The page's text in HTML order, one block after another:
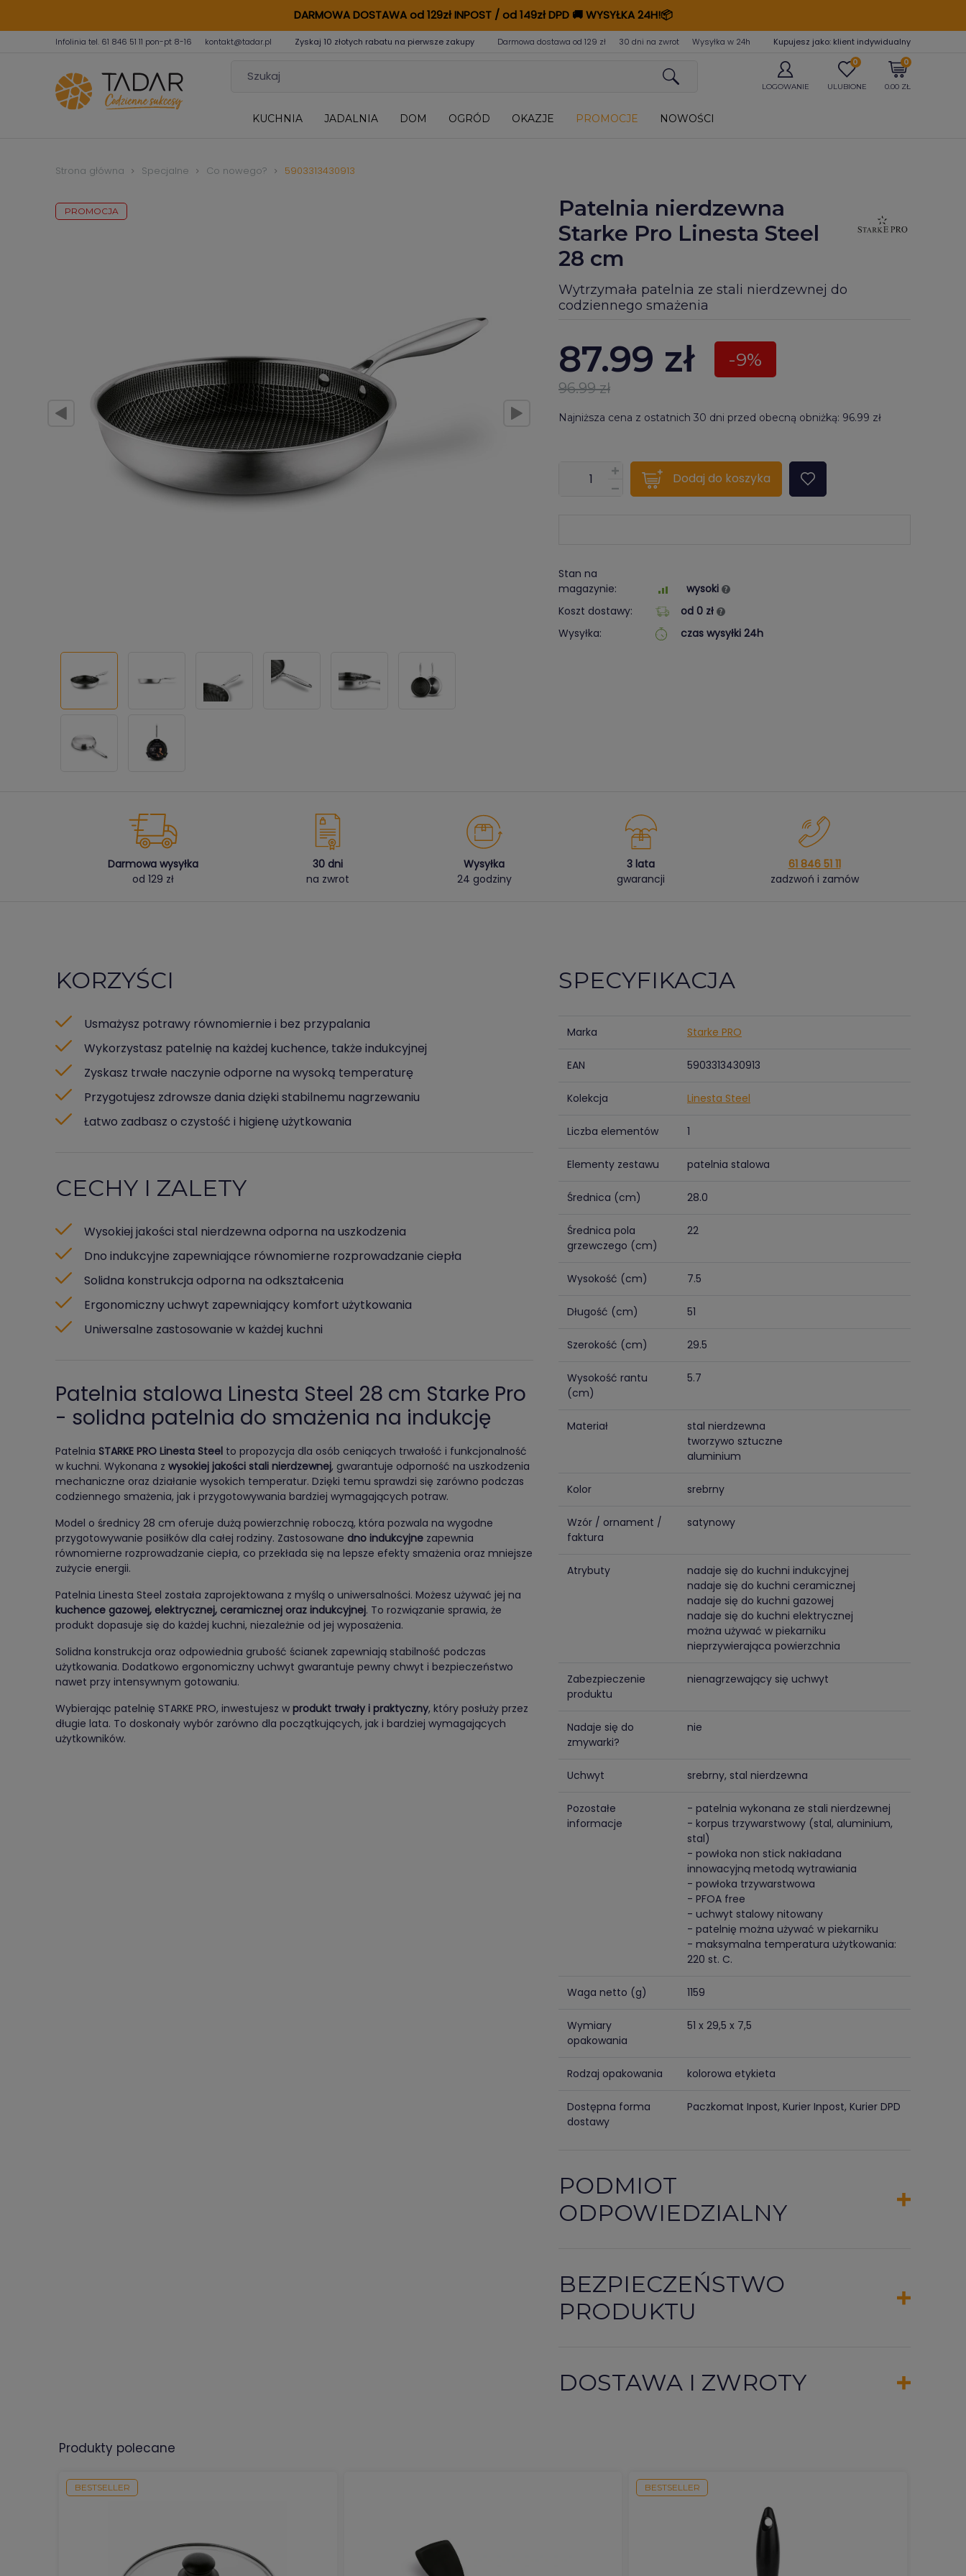
DARMOWA DOSTAWA od 129zł INPOST / od 149zł DPD🚚WYSYŁKA 24H!📦
Infolinia tel. 61 846 51 11 pon-pt 8-16 kontakt@tadar.pl Zyskaj 10 złotych rabatu na pierwsze zakupy Darmowa dostawa od 129 zł 30 dni na zwrot Wysyłka w 24h Kupujesz jako: klient indywidualny
LOGOWANIE
0
ULUBIONE
0
0.00 ZŁ
KUCHNIA JADALNIA DOM OGRÓD OKAZJE PROMOCJE NOWOŚCI
Strona główna Specjalne Co nowego? 5903313430913
PROMOCJA
Patelnia nierdzewna
Starke Pro Linesta Steel
28 cm
Wytrzymała patelnia ze stali nierdzewnej do
codziennego smażenia
87.99 zł -9%
96.99 zł
Najniższa cena z ostatnich 30 dni przed obecną obniżką: 96.99 zł
???pl.msg.item.quantity???
Dodaj do koszyka
Stan na
magazynie:
wysoki
Koszt dostawy:
od 0 zł
Wysyłka:
czas wysyłki 24h
Darmowa wysyłka
od 129 zł
30 dni
na zwrot
Wysyłka
24 godziny
3 lata
gwarancji
61 846 51 11
zadzwoń i zamów
KORZYŚCI
Usmażysz potrawy równomiernie i bez przypalania
Wykorzystasz patelnię na każdej kuchence, także indukcyjnej
Zyskasz trwałe naczynie odporne na wysoką temperaturę
Przygotujesz zdrowsze dania dzięki stabilnemu nagrzewaniu
Łatwo zadbasz o czystość i higienę użytkowania
CECHY I ZALETY
Wysokiej jakości stal nierdzewna odporna na uszkodzenia
Dno indukcyjne zapewniające równomierne rozprowadzanie ciepła
Solidna konstrukcja odporna na odkształcenia
Ergonomiczny uchwyt zapewniający komfort użytkowania
Uniwersalne zastosowanie w każdej kuchni
Patelnia stalowa Linesta Steel 28 cm Starke Pro
- solidna patelnia do smażenia na indukcję
Patelnia STARKE PRO Linesta Steel to propozycja dla osób ceniących trwałość i funkcjonalność
w kuchni. Wykonana z wysokiej jakości stali nierdzewnej, gwarantuje odporność na uszkodzenia
mechaniczne oraz działanie wysokich temperatur. Dzięki temu sprawdzi się zarówno podczas
codziennego smażenia, jak i przygotowywania bardziej wymagających potraw.
Model o średnicy 28 cm oferuje dużą powierzchnię roboczą, która pozwala na wygodne
przygotowywanie posiłków dla całej rodziny. Zastosowane dno indukcyjne zapewnia
równomierne rozprowadzanie ciepła, co przekłada się na lepsze efekty smażenia oraz mniejsze
zużycie energii.
Patelnia Linesta Steel została zaprojektowana z myślą o uniwersalności. Możesz używać jej na
kuchence gazowej, elektrycznej, ceramicznej oraz indukcyjnej. To rozwiązanie sprawia, że
produkt dopasuje się do każdej kuchni, niezależnie od jej wyposażenia.
Solidna konstrukcja oraz odpowiednia grubość ścianek zapewniają stabilność podczas
użytkowania. Dodatkowo ergonomiczny uchwyt gwarantuje pewny chwyt i bezpieczeństwo
nawet przy intensywnym gotowaniu.
Wybierając patelnię STARKE PRO, inwestujesz w produkt trwały i praktyczny, który posłuży przez
długie lata. To doskonały wybór zarówno dla początkujących, jak i bardziej wymagających
użytkowników.
SPECYFIKACJA
Marka Starke PRO
EAN 5903313430913
Kolekcja Linesta Steel
Liczba elementów 1
Elementy zestawu patelnia stalowa
Średnica (cm) 28.0
Średnica pola
grzewczego (cm)
22
Wysokość (cm) 7.5
Długość (cm) 51
Szerokość (cm) 29.5
Wysokość rantu
(cm)
5.7
Materiał
stal nierdzewna
tworzywo sztuczne
aluminium
Kolor srebrny
Wzór / ornament /
faktura
satynowy
Atrybuty
nadaje się do kuchni indukcyjnej
nadaje się do kuchni ceramicznej
nadaje się do kuchni gazowej
nadaje się do kuchni elektrycznej
można używać w piekarniku
nieprzywierająca powierzchnia
Zabezpieczenie
produktu
nienagrzewający się uchwyt
Nadaje się do
zmywarki?
nie
Uchwyt srebrny, stal nierdzewna
Pozostałe
informacje
- patelnia wykonana ze stali nierdzewnej
- korpus trzywarstwowy (stal, aluminium,
stal)
- powłoka non stick nakładana
innowacyjną metodą wytrawiania
- powłoka trzywarstwowa
- PFOA free
- uchwyt stalowy nitowany
- patelnię można używać w piekarniku
- maksymalna temperatura użytkowania:
220 st. C.
Waga netto (g) 1159
Wymiary
opakowania
51 x 29,5 x 7,5
Rodzaj opakowania kolorowa etykieta
Dostępna forma
dostawy
Paczkomat Inpost, Kurier Inpost, Kurier DPD
PODMIOT
ODPOWIEDZIALNY
BEZPIECZEŃSTWO
PRODUKTU
DOSTAWA I ZWROTY
produkty polecane
BESTSELLER BESTSELLER